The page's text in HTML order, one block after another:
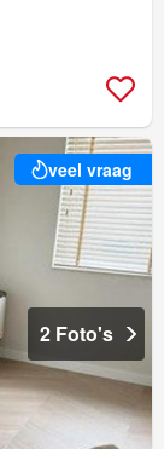
veel vraag
2 Foto's